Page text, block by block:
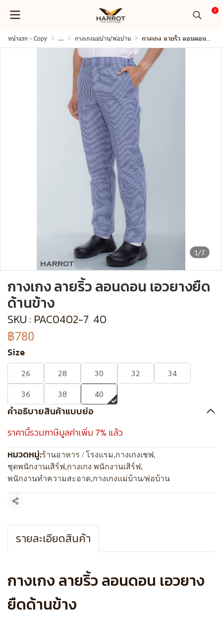
0
หน้าแรก - Copy ... กางเกงแม่บ้าน/พ่อบ้าน กางเกง ลายริ้ว ลอนดอน เอวยางยืดด้านข้าง
1/7
กางเกง ลายริ้ว ลอนดอน เอวยางยืด
ด้านข้าง
SKU : PAC0402-7 40
฿780
Size
26 28 30 32
34
36
38 40
คำอธิบายสินค้าแบบย่อ
ราคานี้รวมภาษีมูลค่าเพิ่ม 7% แล้ว
หมวดหมู่:ร้านอาหาร / โรงแรม,กางเกงเชฟ,
ชุดพนักงานเสิร์ฟ,กางเกง พนักงานเสิร์ฟ,
พนักงานทำความสะอาด,กางเกงแม่บ้าน/พ่อบ้าน
แชร์
รายละเอียดสินค้า
กางเกง ลายริ้ว ลอนดอน เอวยาง
ยืดด้านข้าง